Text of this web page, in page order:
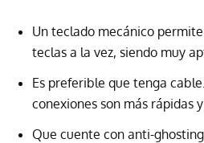
Un teclado mecánico
teclas a la vez, siendo muy
Es preferible que tenga
conexiones son más rápidas
Que cuente con anti-